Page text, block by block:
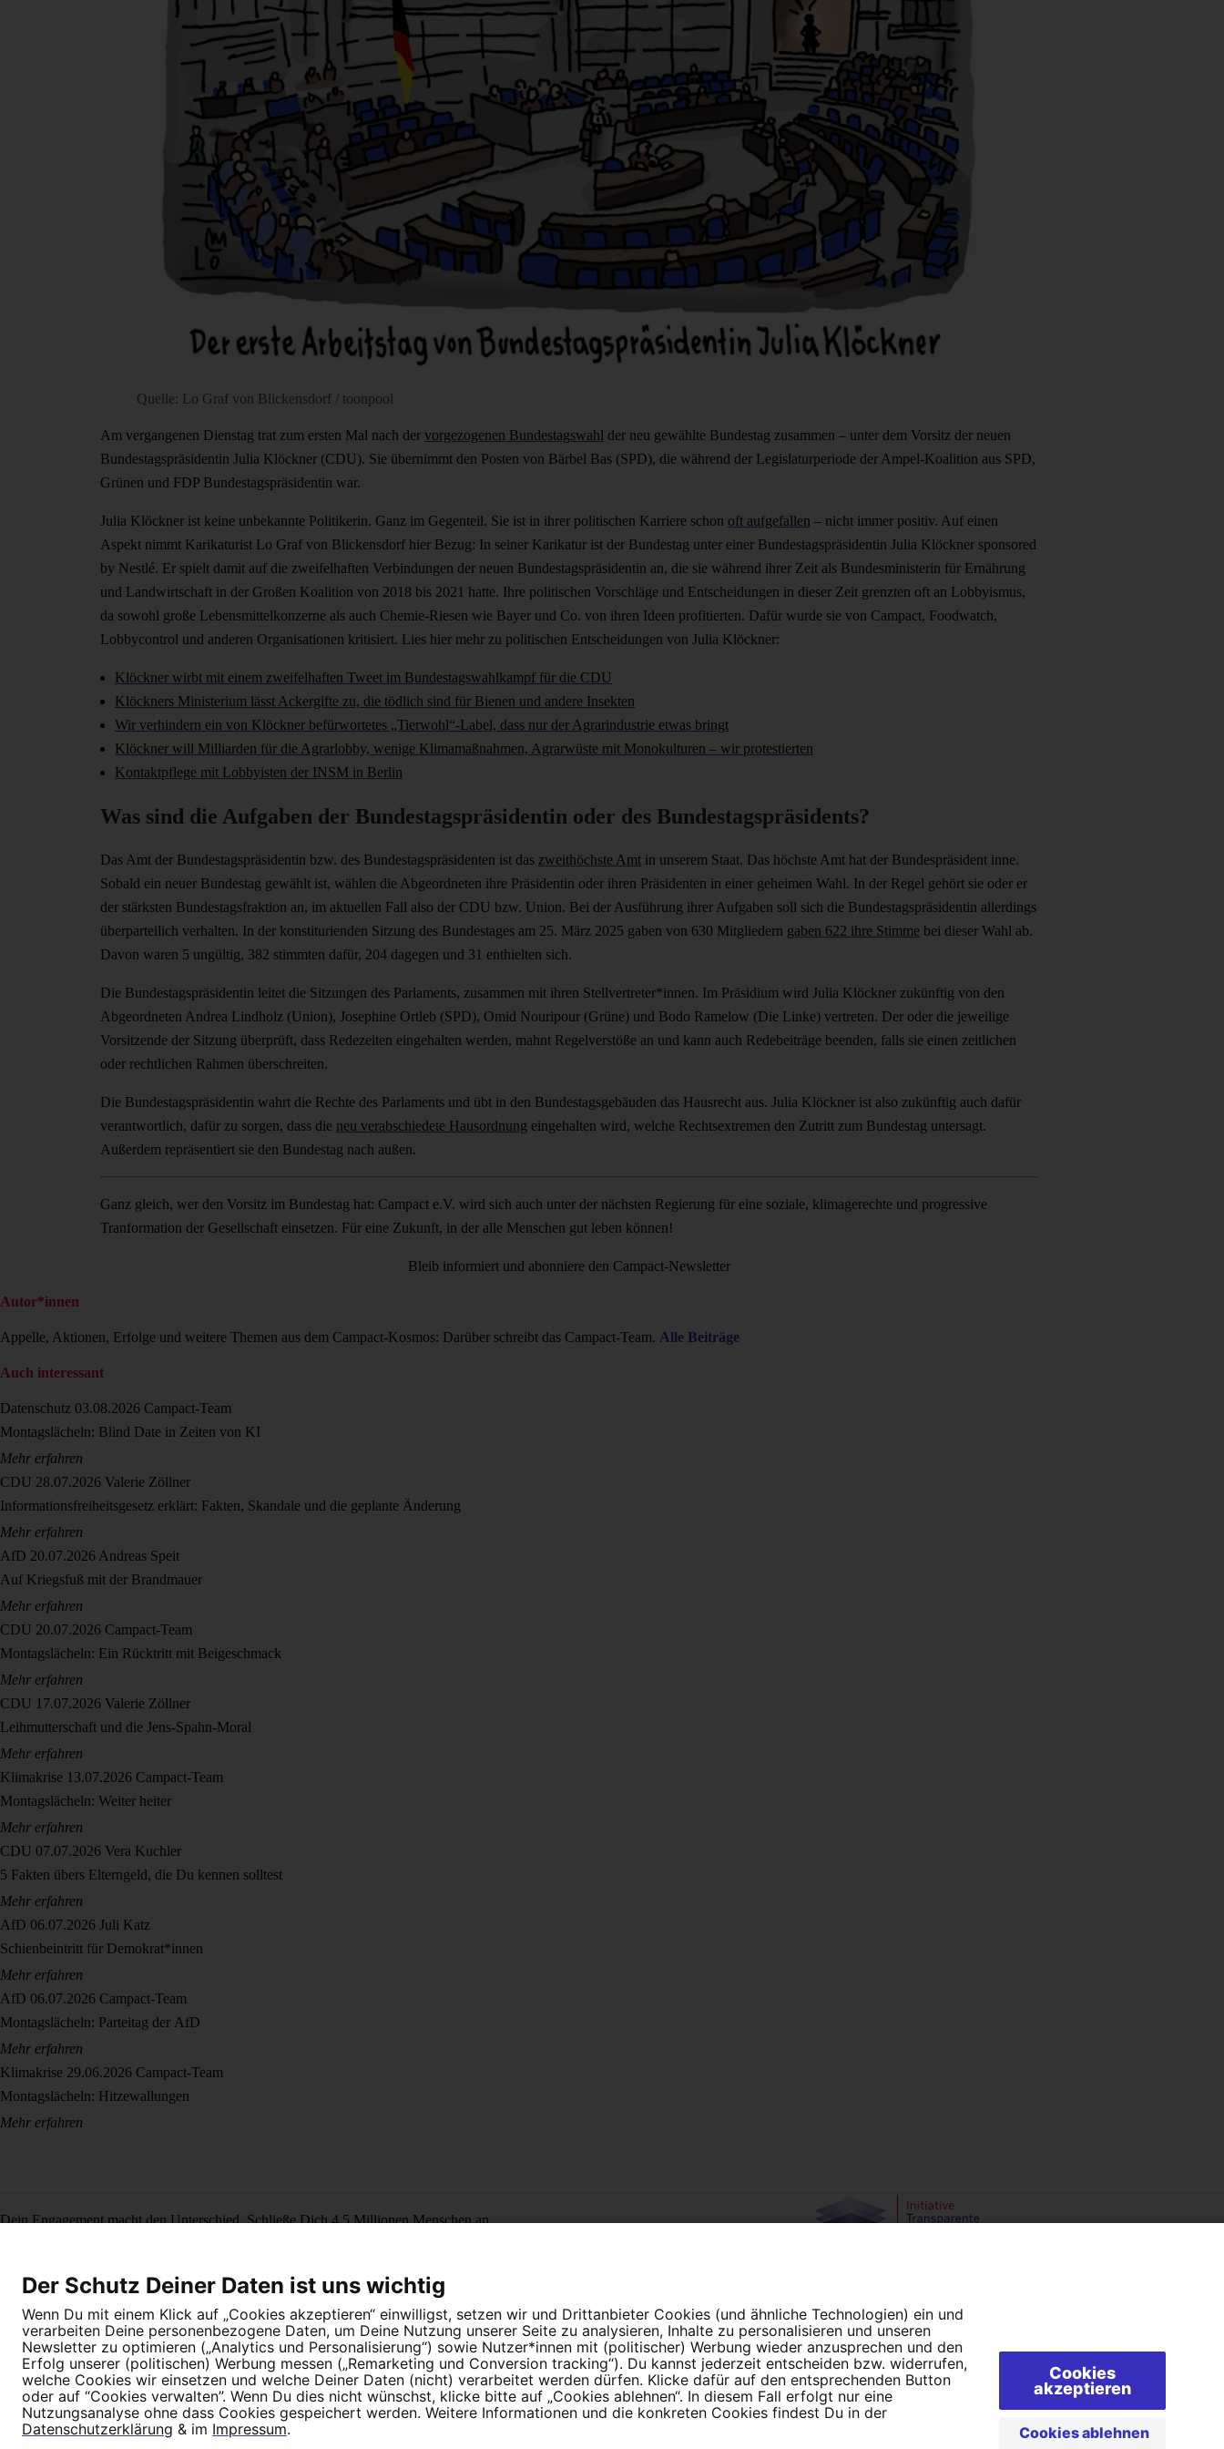
Quelle: Lo Graf von Blickensdorf / toonpool
Am vergangenen Dienstag trat zum ersten Mal nach der vorgezogenen Bundestagswahl der neu gewählte Bundestag zusammen – unter dem Vorsitz der neuen
Bundestagspräsidentin Julia Klöckner (CDU). Sie übernimmt den Posten von Bärbel Bas (SPD), die während der Legislaturperiode der Ampel-Koalition aus SPD,
Grünen und FDP Bundestagspräsidentin war.
Julia Klöckner ist keine unbekannte Politikerin. Ganz im Gegenteil. Sie ist in ihrer politischen Karriere schon oft aufgefallen – nicht immer positiv. Auf einen
Aspekt nimmt Karikaturist Lo Graf von Blickensdorf hier Bezug: In seiner Karikatur ist der Bundestag unter einer Bundestagspräsidentin Julia Klöckner sponsored
by Nestlé. Er spielt damit auf die zweifelhaften Verbindungen der neuen Bundestagspräsidentin an, die sie während ihrer Zeit als Bundesministerin für Ernährung
und Landwirtschaft in der Großen Koalition von 2018 bis 2021 hatte. Ihre politischen Vorschläge und Entscheidungen in dieser Zeit grenzten oft an Lobbyismus,
da sowohl große Lebensmittelkonzerne als auch Chemie-Riesen wie Bayer und Co. von ihren Ideen profitierten. Dafür wurde sie von Campact, Foodwatch,
Lobbycontrol und anderen Organisationen kritisiert. Lies hier mehr zu politischen Entscheidungen von Julia Klöckner:
Klöckner wirbt mit einem zweifelhaften Tweet im Bundestagswahlkampf für die CDU
Klöckners Ministerium lässt Ackergifte zu, die tödlich sind für Bienen und andere Insekten
Wir verhindern ein von Klöckner befürwortetes „Tierwohl“-Label, dass nur der Agrarindustrie etwas bringt
Klöckner will Milliarden für die Agrarlobby, wenige Klimamaßnahmen, Agrarwüste mit Monokulturen – wir protestierten
Kontaktpflege mit Lobbyisten der INSM in Berlin
Was sind die Aufgaben der Bundestagspräsidentin oder des Bundestagspräsidents?
Das Amt der Bundestagspräsidentin bzw. des Bundestagspräsidenten ist das zweithöchste Amt in unserem Staat. Das höchste Amt hat der Bundespräsident inne.
Sobald ein neuer Bundestag gewählt ist, wählen die Abgeordneten ihre Präsidentin oder ihren Präsidenten in einer geheimen Wahl. In der Regel gehört sie oder er
der stärksten Bundestagsfraktion an, im aktuellen Fall also der CDU bzw. Union. Bei der Ausführung ihrer Aufgaben soll sich die Bundestagspräsidentin allerdings
überparteilich verhalten. In der konstiturienden Sitzung des Bundestages am 25. März 2025 gaben von 630 Mitgliedern gaben 622 ihre Stimme bei dieser Wahl ab.
Davon waren 5 ungültig, 382 stimmten dafür, 204 dagegen und 31 enthielten sich.
Die Bundestagspräsidentin leitet die Sitzungen des Parlaments, zusammen mit ihren Stellvertreter*innen. Im Präsidium wird Julia Klöckner zukünftig von den
Abgeordneten Andrea Lindholz (Union), Josephine Ortleb (SPD), Omid Nouripour (Grüne) und Bodo Ramelow (Die Linke) vertreten. Der oder die jeweilige
Vorsitzende der Sitzung überprüft, dass Redezeiten eingehalten werden, mahnt Regelverstöße an und kann auch Redebeiträge beenden, falls sie einen zeitlichen
oder rechtlichen Rahmen überschreiten.
Die Bundestagspräsidentin wahrt die Rechte des Parlaments und übt in den Bundestagsgebäuden das Hausrecht aus. Julia Klöckner ist also zukünftig auch dafür
verantwortlich, dafür zu sorgen, dass die neu verabschiedete Hausordnung eingehalten wird, welche Rechtsextremen den Zutritt zum Bundestag untersagt.
Außerdem repräsentiert sie den Bundestag nach außen.
Ganz gleich, wer den Vorsitz im Bundestag hat: Campact e.V. wird sich auch unter der nächsten Regierung für eine soziale, klimagerechte und progressive
Tranformation der Gesellschaft einsetzen. Für eine Zukunft, in der alle Menschen gut leben können!
Bleib informiert und abonniere den Campact-Newsletter
Autor*innen
Appelle, Aktionen, Erfolge und weitere Themen aus dem Campact-Kosmos: Darüber schreibt das Campact-Team. Alle Beiträge
Auch interessant
Datenschutz 03.08.2026 Campact-Team
Montagslächeln: Blind Date in Zeiten von KI
Mehr erfahren
CDU 28.07.2026 Valerie Zöllner
Informationsfreiheitsgesetz erklärt: Fakten, Skandale und die geplante Änderung
Mehr erfahren
AfD 20.07.2026 Andreas Speit
Auf Kriegsfuß mit der Brandmauer
Mehr erfahren
CDU 20.07.2026 Campact-Team
Montagslächeln: Ein Rücktritt mit Beigeschmack
Mehr erfahren
CDU 17.07.2026 Valerie Zöllner
Leihmutterschaft und die Jens-Spahn-Moral
Mehr erfahren
Klimakrise 13.07.2026 Campact-Team
Montagslächeln: Weiter heiter
Mehr erfahren
CDU 07.07.2026 Vera Kuchler
5 Fakten übers Elterngeld, die Du kennen solltest
Mehr erfahren
AfD 06.07.2026 Juli Katz
Schienbeintritt für Demokrat*innen
Mehr erfahren
AfD 06.07.2026 Campact-Team
Montagslächeln: Parteitag der AfD
Mehr erfahren
Klimakrise 29.06.2026 Campact-Team
Montagslächeln: Hitzewallungen
Mehr erfahren
Dein Engagement macht den Unterschied. Schließe Dich 4,5 Millionen Menschen an.
SozialBank
Direkt online spenden
NewsletterHilfe und FAQ KontaktDatenschutzImpressumCookie Einstellungen
Der Schutz Deiner Daten ist uns wichtig
Wenn Du mit einem Klick auf „Cookies akzeptieren“ einwilligst, setzen wir und Drittanbieter Cookies (und ähnliche Technologien) ein und
verarbeiten Deine personenbezogene Daten, um Deine Nutzung unserer Seite zu analysieren, Inhalte zu personalisieren und unseren
Newsletter zu optimieren („Analytics und Personalisierung“) sowie Nutzer*innen mit (politischer) Werbung wieder anzusprechen und den
Erfolg unserer (politischen) Werbung messen („Remarketing und Conversion tracking“). Du kannst jederzeit entscheiden bzw. widerrufen,
welche Cookies wir einsetzen und welche Deiner Daten (nicht) verarbeitet werden dürfen. Klicke dafür auf den entsprechenden Button
oder auf “Cookies verwalten”. Wenn Du dies nicht wünschst, klicke bitte auf „Cookies ablehnen“. In diesem Fall erfolgt nur eine
Nutzungsanalyse ohne dass Cookies gespeichert werden. Weitere Informationen und die konkreten Cookies findest Du in der
Datenschutzerklärung & im Impressum.
Cookies
akzeptieren
Cookies ablehnen